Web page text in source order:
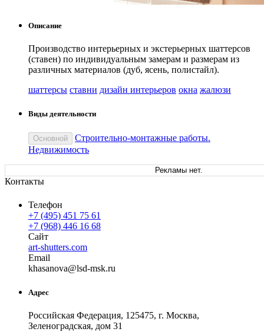
Описание
Производство интерьерных и экстерьерных шаттерсов
(ставен) по индивидуальным замерам и размерам из
различных материалов (дуб, ясень, полистайл).
шаттерсы ставни дизайн интерьеров окна жалюзи
Виды деятельности
Основной
Строительно-монтажные работы.
Недвижимость
Рекламы нет.
Контакты
Телефон
+7 (495) 451 75 61
+7 (968) 446 16 68
Сайт
art-shutters.com
Email
khasanova@lsd-msk.ru
Адрес
Российская Федерация, 125475, г. Москва,
Зеленоградская, дом 31